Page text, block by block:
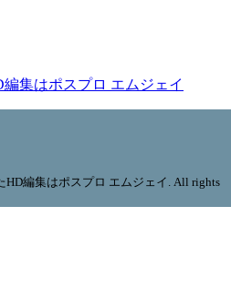
編集はポスプロ エムジェイ. All rights